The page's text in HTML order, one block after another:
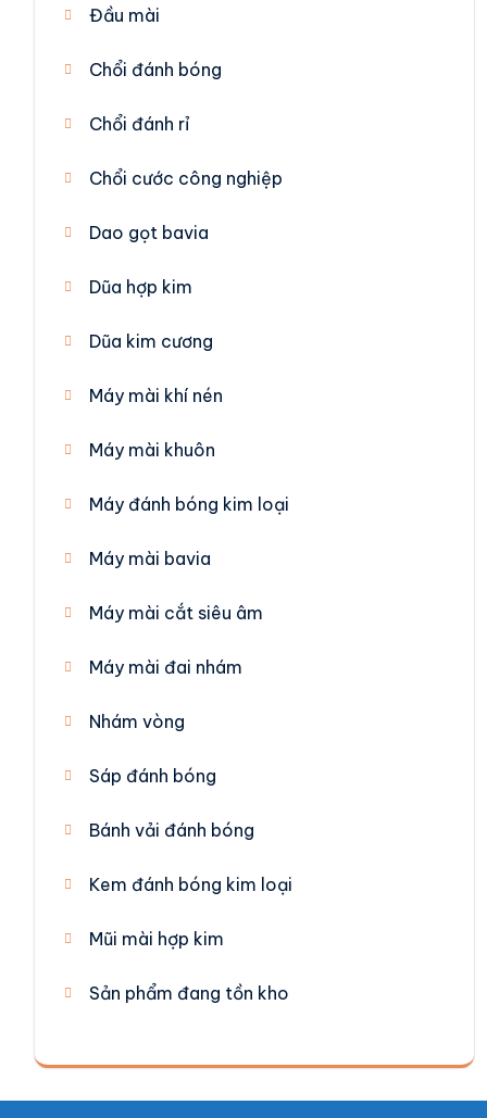
Đầu mài
Chổi đánh bóng
Chổi đánh rỉ
Chổi cước công nghiệp
Dao gọt bavia
Dũa hợp kim
Dũa kim cương
Máy mài khí nén
Máy mài khuôn
Máy đánh bóng kim loại
Máy mài bavia
Máy mài cắt siêu âm
Máy mài đai nhám
Nhám vòng
Sáp đánh bóng
Bánh vải đánh bóng
Kem đánh bóng kim loại
Mũi mài hợp kim
Sản phẩm đang tồn kho